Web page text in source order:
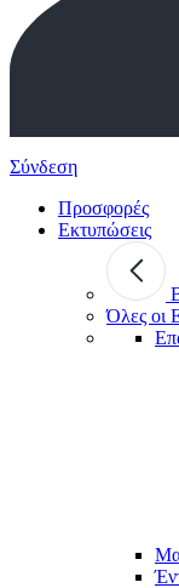
Σύνδεση
Προσφορές
Εκτυπώσεις
Όλες οι